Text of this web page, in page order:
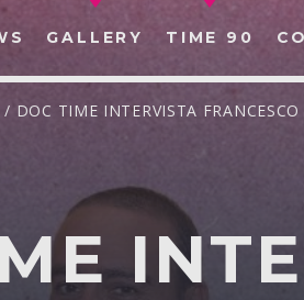
GALLERY TIME 90
CERCA NEL
/ DOC TIME INTERVISTA